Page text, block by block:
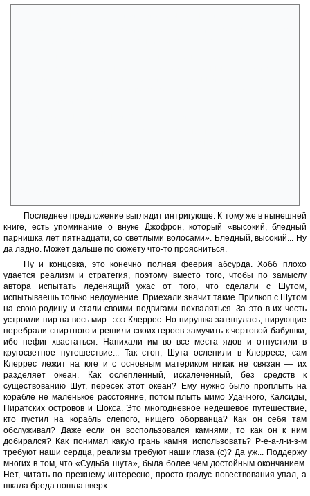
Последнее предложение выглядит интригующе. К тому же в нынешней
книге, есть упоминание о внуке Джофрон, который «высокий, бледный
парнишка лет пятнадцати, со светлыми волосами». Бледный, высокий... Ну
да ладно. Может дальше по сюжету что-то проясниться.
Ну и концовка, это конечно полная феерия абсурда. Хобб плохо
удается реализм и стратегия, поэтому вместо того, чтобы по замыслу
автора испытать леденящий ужас от того, что сделали с Шутом,
испытываешь только недоумение. Приехали значит такие Прилкоп с Шутом
на свою родину и стали своими подвигами похваляться. За это в их честь
устроили пир на весь мир...эээ Клеррес. Но пирушка затянулась, пирующие
перебрали спиртного и решили своих героев замучить к чертовой бабушки,
ибо нефиг хвастаться. Напихали им во все места ядов и отпустили в
кругосветное путешествие... Так стоп, Шута ослепили в Клерресе, сам
Клеррес лежит на юге и с основным материком никак не связан — их
разделяет океан. Как ослепленный, искалеченный, без средств к
существованию Шут, пересек этот океан? Ему нужно было проплыть на
корабле не маленькое расстояние, потом плыть мимо Удачного, Калсиды,
Пиратских островов и Шокса. Это многодневное недешевое путешествие,
кто пустил на корабль слепого, нищего оборванца? Как он себя там
обслуживал? Даже если он воспользовался камнями, то как он к ним
добирался? Как понимал какую грань камня использовать? Р-е-а-л-и-з-м
требуют наши сердца, реализм требуют наши глаза (с)? Да уж... Поддержу
многих в том, что «Судьба шута», была более чем достойным окончанием.
Нет, читать по прежнему интересно, просто градус повествования упал, а
шкала бреда пошла вверх.